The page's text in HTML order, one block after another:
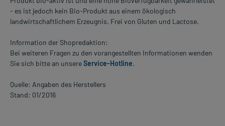
- es ist jedoch kein Bio-Produkt aus einem ökologisch
landwirtschaftlichem Erzeugnis. Frei von Gluten und Lactose.
Information der Shopredaktion:
Bei weiteren Fragen zu den vorangestellten Informationen wenden
Sie sich bitte an unsereService-Hotline.
Quelle: Angaben des Herstellers
Stand: 01/2016